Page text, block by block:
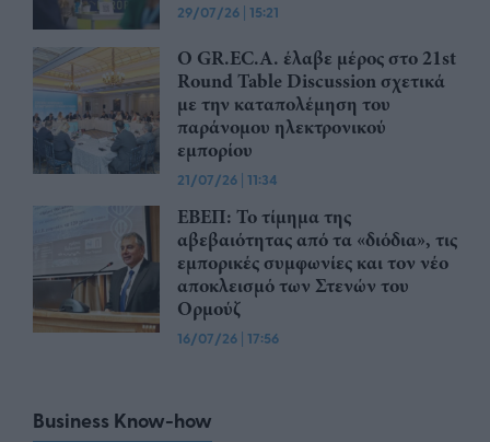
29/07/26 | 15:21
Ο GR.EC.A. έλαβε μέρος στο 21st
Round Table Discussion σχετικά
με την καταπολέμηση του
παράνομου ηλεκτρονικού
εμπορίου
21/07/26 | 11:34
ΕΒΕΠ: Το τίμημα της
αβεβαιότητας από τα «διόδια», τις
εμπορικές συμφωνίες και τον νέο
αποκλεισμό των Στενών του
Ορμούζ
16/07/26 | 17:56
Business Know-how